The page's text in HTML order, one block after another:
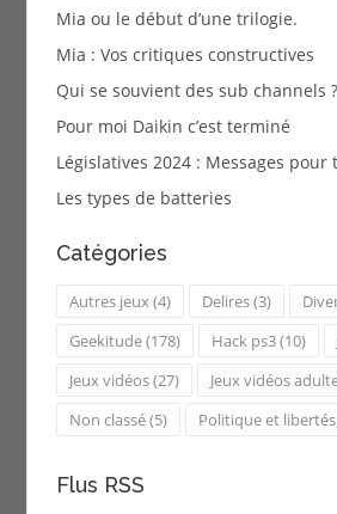
Mia ou le début d’une trilogie.
Mia : Vos critiques constructives
Qui se souvient des sub channels ?
Pour moi Daikin c’est terminé
Législatives 2024 : Messages pour
Les types de batteries
Catégories
Autres jeux(4) Delires(3)
Geekitude(178) Hack ps3(10)
Jeux vidéos(27) Jeux vidéos
Non classé(5) Politique et libertés
Flus RSS